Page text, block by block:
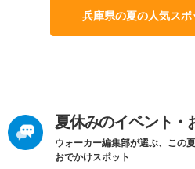
兵庫県の夏の人気ス
夏休みのイベント・
ウォーカー編集部が選ぶ、この
おでかけスポット